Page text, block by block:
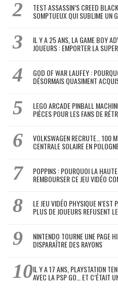
TEST ASSASSIN’S CREED
SOMPTUEUX QUI SUBLIME UN
IL Y A 25 ANS, LA GAME BOY
JOUEURS : EMPORTER LA
GOD OF WAR LAUFEY :
DÉSORMAIS QUASIMENT
LEGO ARCADE PINBALL
PIÈCES POUR LES FANS DE
VOLKSWAGEN RECRUTE… 100
CENTRALE SOLAIRE EN
POPPINS : POURQUOI LA
REMBOURSER CE JEU VIDÉO
LE JEU VIDÉO PHYSIQUE
PLUS DE JOUEURS REFUSENT
NINTENDO TOURNE UNE PAGE
DISPARAÎTRE DES RAYONS
IL Y A 17 ANS, PLAYSTATION
AVEC LA PSP GO… ET C’ÉTAIT